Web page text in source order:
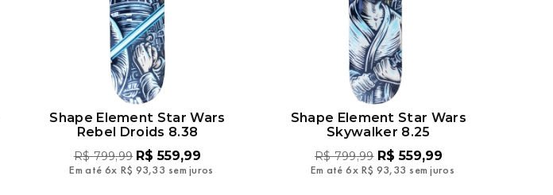
Shape Element Star Wars
Rebel Droids 8.38
R$ 799,99 R$ 559,99
Em até 6x R$ 93,33 sem juros
Shape Element Star Wars
Skywalker 8.25
R$ 799,99 R$ 559,99
Em até 6x R$ 93,33 sem juros